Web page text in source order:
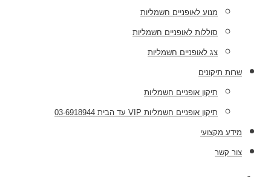
מנוע לאופניים חשמליות
סוללות לאופניים חשמליות
צג לאופניים חשמליות
שרות תיקונים
תיקון אופניים חשמליות
תיקון אופניים חשמליות VIP עד הבית 03-6918944
מידע מקצועי
צור קשר